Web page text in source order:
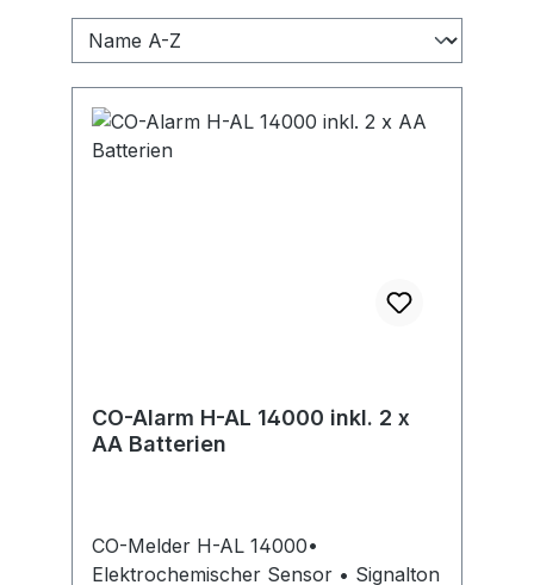
CO-Alarm H-AL 14000 inkl. 2 x
AA Batterien
CO-Melder H-AL 14000•
Elektrochemischer Sensor • Signalton